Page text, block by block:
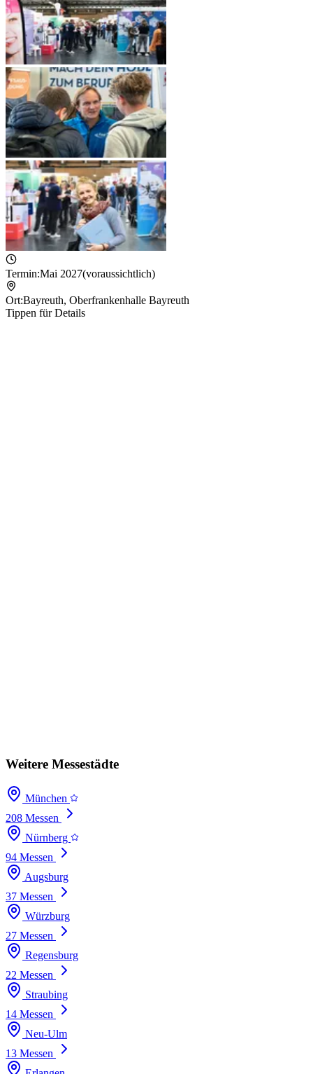
Termin:Mai 2027(voraussichtlich)
Ort:Bayreuth, Oberfrankenhalle Bayreuth
Tippen für Details
Weitere Messestädte
München
208 Messen
Nürnberg
94 Messen
Augsburg
37 Messen
Würzburg
27 Messen
Regensburg
22 Messen
Straubing
14 Messen
Neu-Ulm
13 Messen